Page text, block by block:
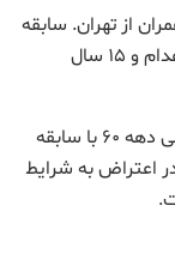
از تهران. سابقه
بازداشت‌های سیاسی متعدد و محکومیت به اعدام و ۱۵ سال
– ۵۹ ساله، از زندانیان سیاسی دهه ۶۰ با سابقه
اعتراض به شرایط